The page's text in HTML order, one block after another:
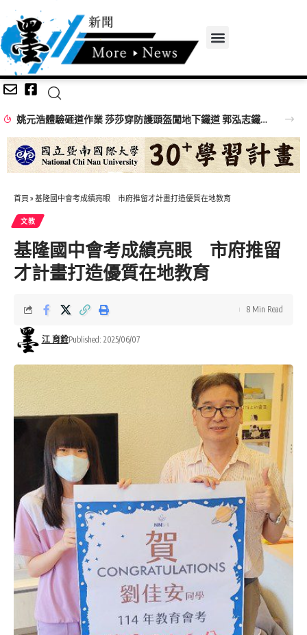
姚元浩體驗砸道作業 莎莎穿防護頭盔闖地下鐵道 郭泓志鐵道員帥氣登場
首頁 » 基隆國中會考成績亮眼 市府推留才計畫打造優質在地教育
文教
基隆國中會考成績亮眼 市府推留
才計畫打造優質在地教育
江 育銓Published: 2025/06/07
8 Min Read